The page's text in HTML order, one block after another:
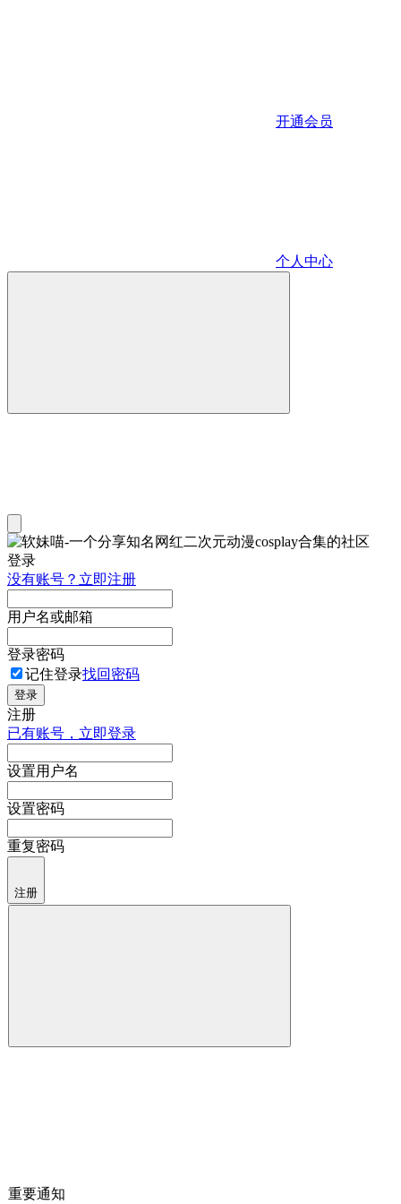
开通会员
个人中心
登录
没有账号？立即注册
用户名或邮箱
登录密码
记住登录找回密码
登录
注册
已有账号，立即登录
设置用户名
设置密码
重复密码
注册
重要通知